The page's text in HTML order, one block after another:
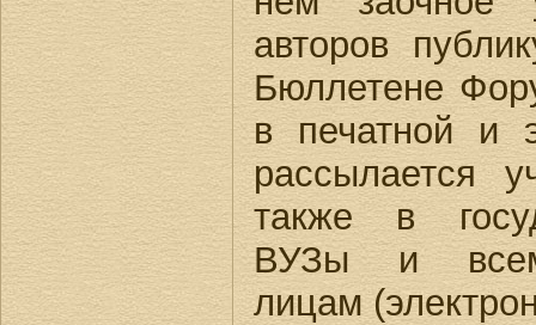
авторов
Бюллетене
в печатной и
рассылается
также в
ВУЗы и всем
лицам